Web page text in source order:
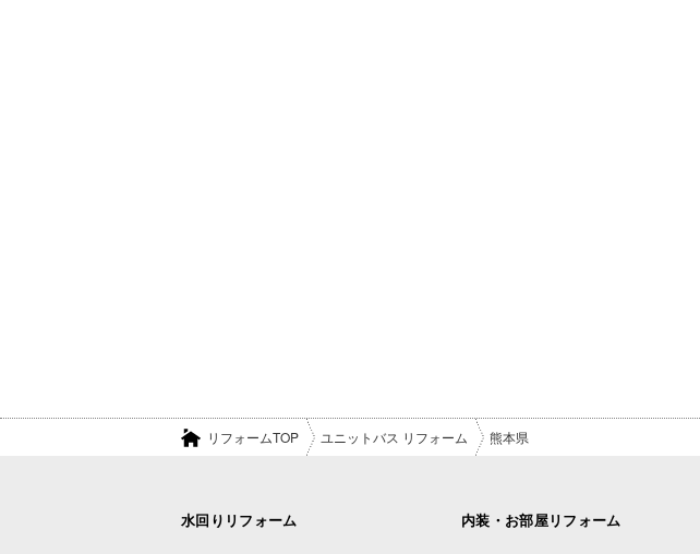
リフォームTOP ユニットバス リフォーム 熊本県
水回りリフォーム 内装・お部屋リフォーム